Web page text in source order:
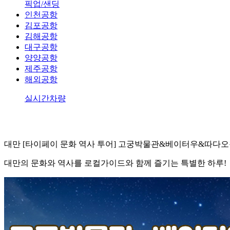
픽업/샌딩
인천공항
김포공항
김해공항
대구공항
양양공항
제주공항
해외공항
실시간차량
대만 [타이페이 문화 역사 투어] 고궁박물관&베이터우&따다
대만의 문화와 역사를 로컬가이드와 함께 즐기는 특별한 하루!
상품코드 : TBTW04